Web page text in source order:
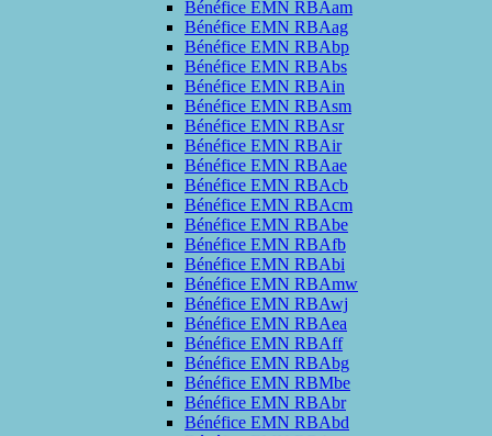
Bénéfice EMN RBAam
Bénéfice EMN RBAag
Bénéfice EMN RBAbp
Bénéfice EMN RBAbs
Bénéfice EMN RBAin
Bénéfice EMN RBAsm
Bénéfice EMN RBAsr
Bénéfice EMN RBAir
Bénéfice EMN RBAae
Bénéfice EMN RBAcb
Bénéfice EMN RBAcm
Bénéfice EMN RBAbe
Bénéfice EMN RBAfb
Bénéfice EMN RBAbi
Bénéfice EMN RBAmw
Bénéfice EMN RBAwj
Bénéfice EMN RBAea
Bénéfice EMN RBAff
Bénéfice EMN RBAbg
Bénéfice EMN RBMbe
Bénéfice EMN RBAbr
Bénéfice EMN RBAbd